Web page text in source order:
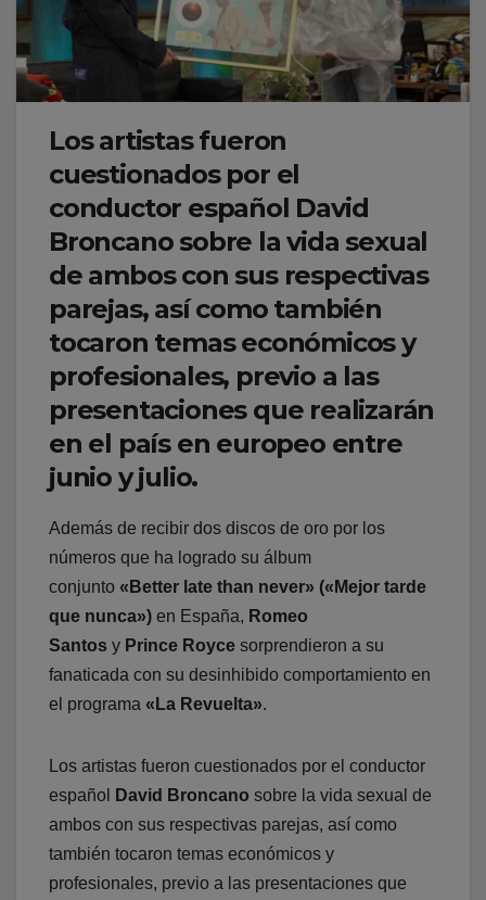
Los artistas fueron
cuestionados por el
conductor español David
Broncano sobre la vida sexual
de ambos con sus respectivas
parejas, así como también
tocaron temas económicos y
profesionales, previo a las
presentaciones que realizarán
en el país en europeo entre
junio y julio.
Además de recibir dos discos de oro por los
números que ha logrado su álbum
conjunto «Better late than never» («Mejor tarde
que nunca») en España, Romeo
Santos y Prince Royce sorprendieron a su
fanaticada con su desinhibido comportamiento en
el programa «La Revuelta».
Los artistas fueron cuestionados por el conductor
español
David Broncano sobre la vida sexual de
ambos con sus respectivas parejas, así como
también tocaron temas económicos y
profesionales, previo a las presentaciones que